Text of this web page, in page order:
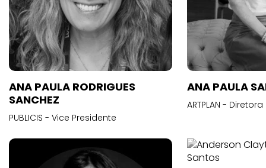
ANA PAULA RODRIGUES
SANCHEZ
PUBLICIS - Vice Presidente
ANA PAULA
ARTPLAN -